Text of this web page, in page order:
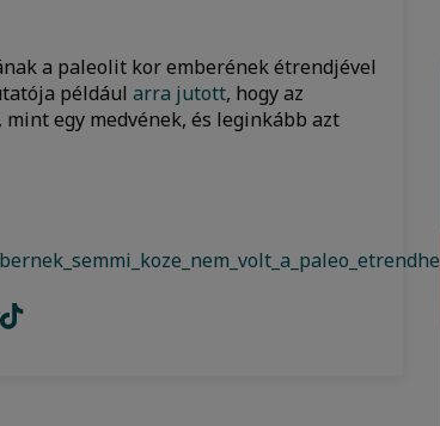
a paleolit kor emberének étrendjével
például arra jutott, hogy az
egy medvének, és leginkább azt